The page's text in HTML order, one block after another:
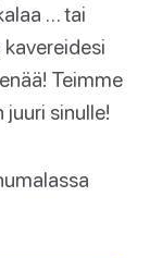
… tai
Teimme
sinulle!